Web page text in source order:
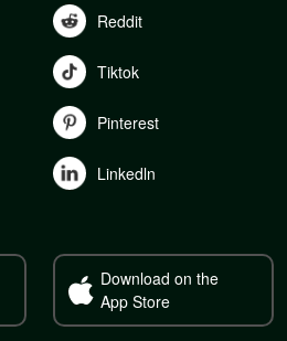
Reddit
Tiktok
Pinterest
Linkedln
Download on the
App Store